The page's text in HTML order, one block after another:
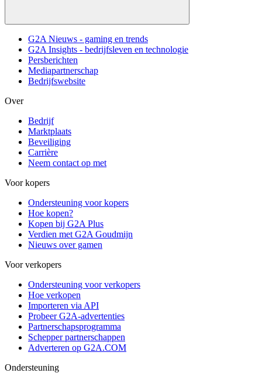
G2A Nieuws - gaming en trends
G2A Insights - bedrijfsleven en technologie
Persberichten
Mediapartnerschap
Bedrijfswebsite
Over
Bedrijf
Marktplaats
Beveiliging
Carrière
Neem contact op met
Voor kopers
Ondersteuning voor kopers
Hoe kopen?
Kopen bij G2A Plus
Verdien met G2A Goudmijn
Nieuws over gamen
Voor verkopers
Ondersteuning voor verkopers
Hoe verkopen
Importeren via API
Probeer G2A-advertenties
Partnerschapsprogramma
Schepper partnerschappen
Adverteren op G2A.COM
Ondersteuning